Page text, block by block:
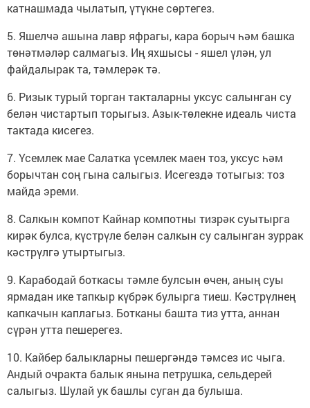
катнашмада чылатып, үтүкне сөртегез.
5. Яшелчә ашына лавр яфрагы, кара борыч һәм башка
төнәтмәләр салмагыз. Иң яхшысы - яшел үлән, ул
файдалырак та, тәмлерәк тә.
6. Ризык турый торган такталарны уксус салынган су
белән чистартып торыгыз. Азык-төлекне идеаль чиста
тактада кисегез.
7. Үсемлек мае Салатка үсемлек маен тоз, уксус һәм
борычтан соң гына салыгыз. Исегездә тотыгыз: тоз
майда эреми.
8. Салкын компот Кайнар компотны тизрәк суытырга
кирәк булса, күстрүле белән салкын су салынган зуррак
кәстрүлгә утыртыгыз.
9. Карабодай боткасы тәмле булсын өчен, аның суы
ярмадан ике тапкыр күбрәк булырга тиеш. Кәстрүлнең
капкачын каплагыз. Ботканы башта тиз утта, аннан
сүрән утта пешерегез.
10. Кайбер балыкларны пешергәндә тәмсез ис чыга.
Андый очракта балык янына петрушка, сельдерей
салыгыз. Шулай ук башлы суган да булыша.